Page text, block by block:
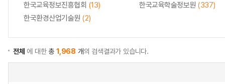
한국교육정보진흥협회 (13) 한국교육학술정보원 (337)
한국환경산업기술원 (2)
전체 에 대한총1,968 개의 검색결과가 있습니다.